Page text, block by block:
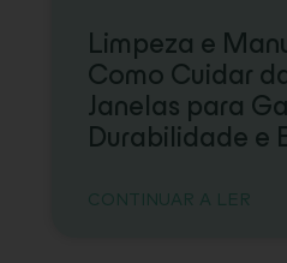
Limpeza e
Como Cuidar
Janelas para
Durabilidade e
CONTINUAR A LER